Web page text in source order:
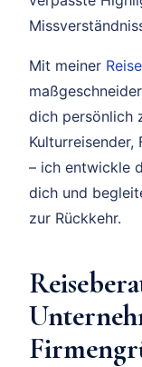
Mit meiner
dich persönlich
Kulturreisender,
– ich entwickle
dich und
zur Rückkehr.